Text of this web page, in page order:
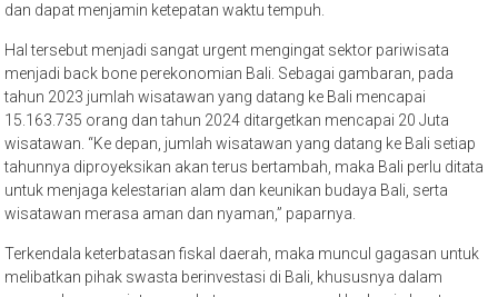
dan dapat menjamin ketepatan waktu tempuh.
Hal tersebut menjadi sangat urgent mengingat sektor pariwisata
menjadi back bone perekonomian Bali. Sebagai gambaran, pada
tahun 2023 jumlah wisatawan yang datang ke Bali mencapai
15.163.735 orang dan tahun 2024 ditargetkan mencapai 20 Juta
wisatawan. “Ke depan, jumlah wisatawan yang datang ke Bali setiap
tahunnya diproyeksikan akan terus bertambah, maka Bali perlu ditata
untuk menjaga kelestarian alam dan keunikan budaya Bali, serta
wisatawan merasa aman dan nyaman,” paparnya.
Terkendala keterbatasan fiskal daerah, maka muncul gagasan untuk
melibatkan pihak swasta berinvestasi di Bali, khususnya dalam